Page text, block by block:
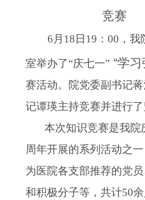
竞赛
6月18日19：00， 我
室举办了“庆七一” “学
赛活动。 院党委副书记
记谭瑛主持竞赛并进行
本次知识竞赛是我院
周年开展的系列活动之
为 医院各支部推荐的党
和积极分子等 ， 共计50余